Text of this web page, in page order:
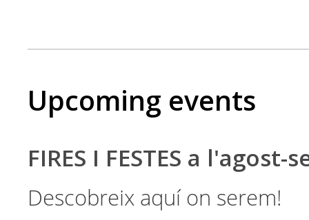
Upcoming events
FIRES I FESTES a l'agost-
Descobreix aquí on serem!